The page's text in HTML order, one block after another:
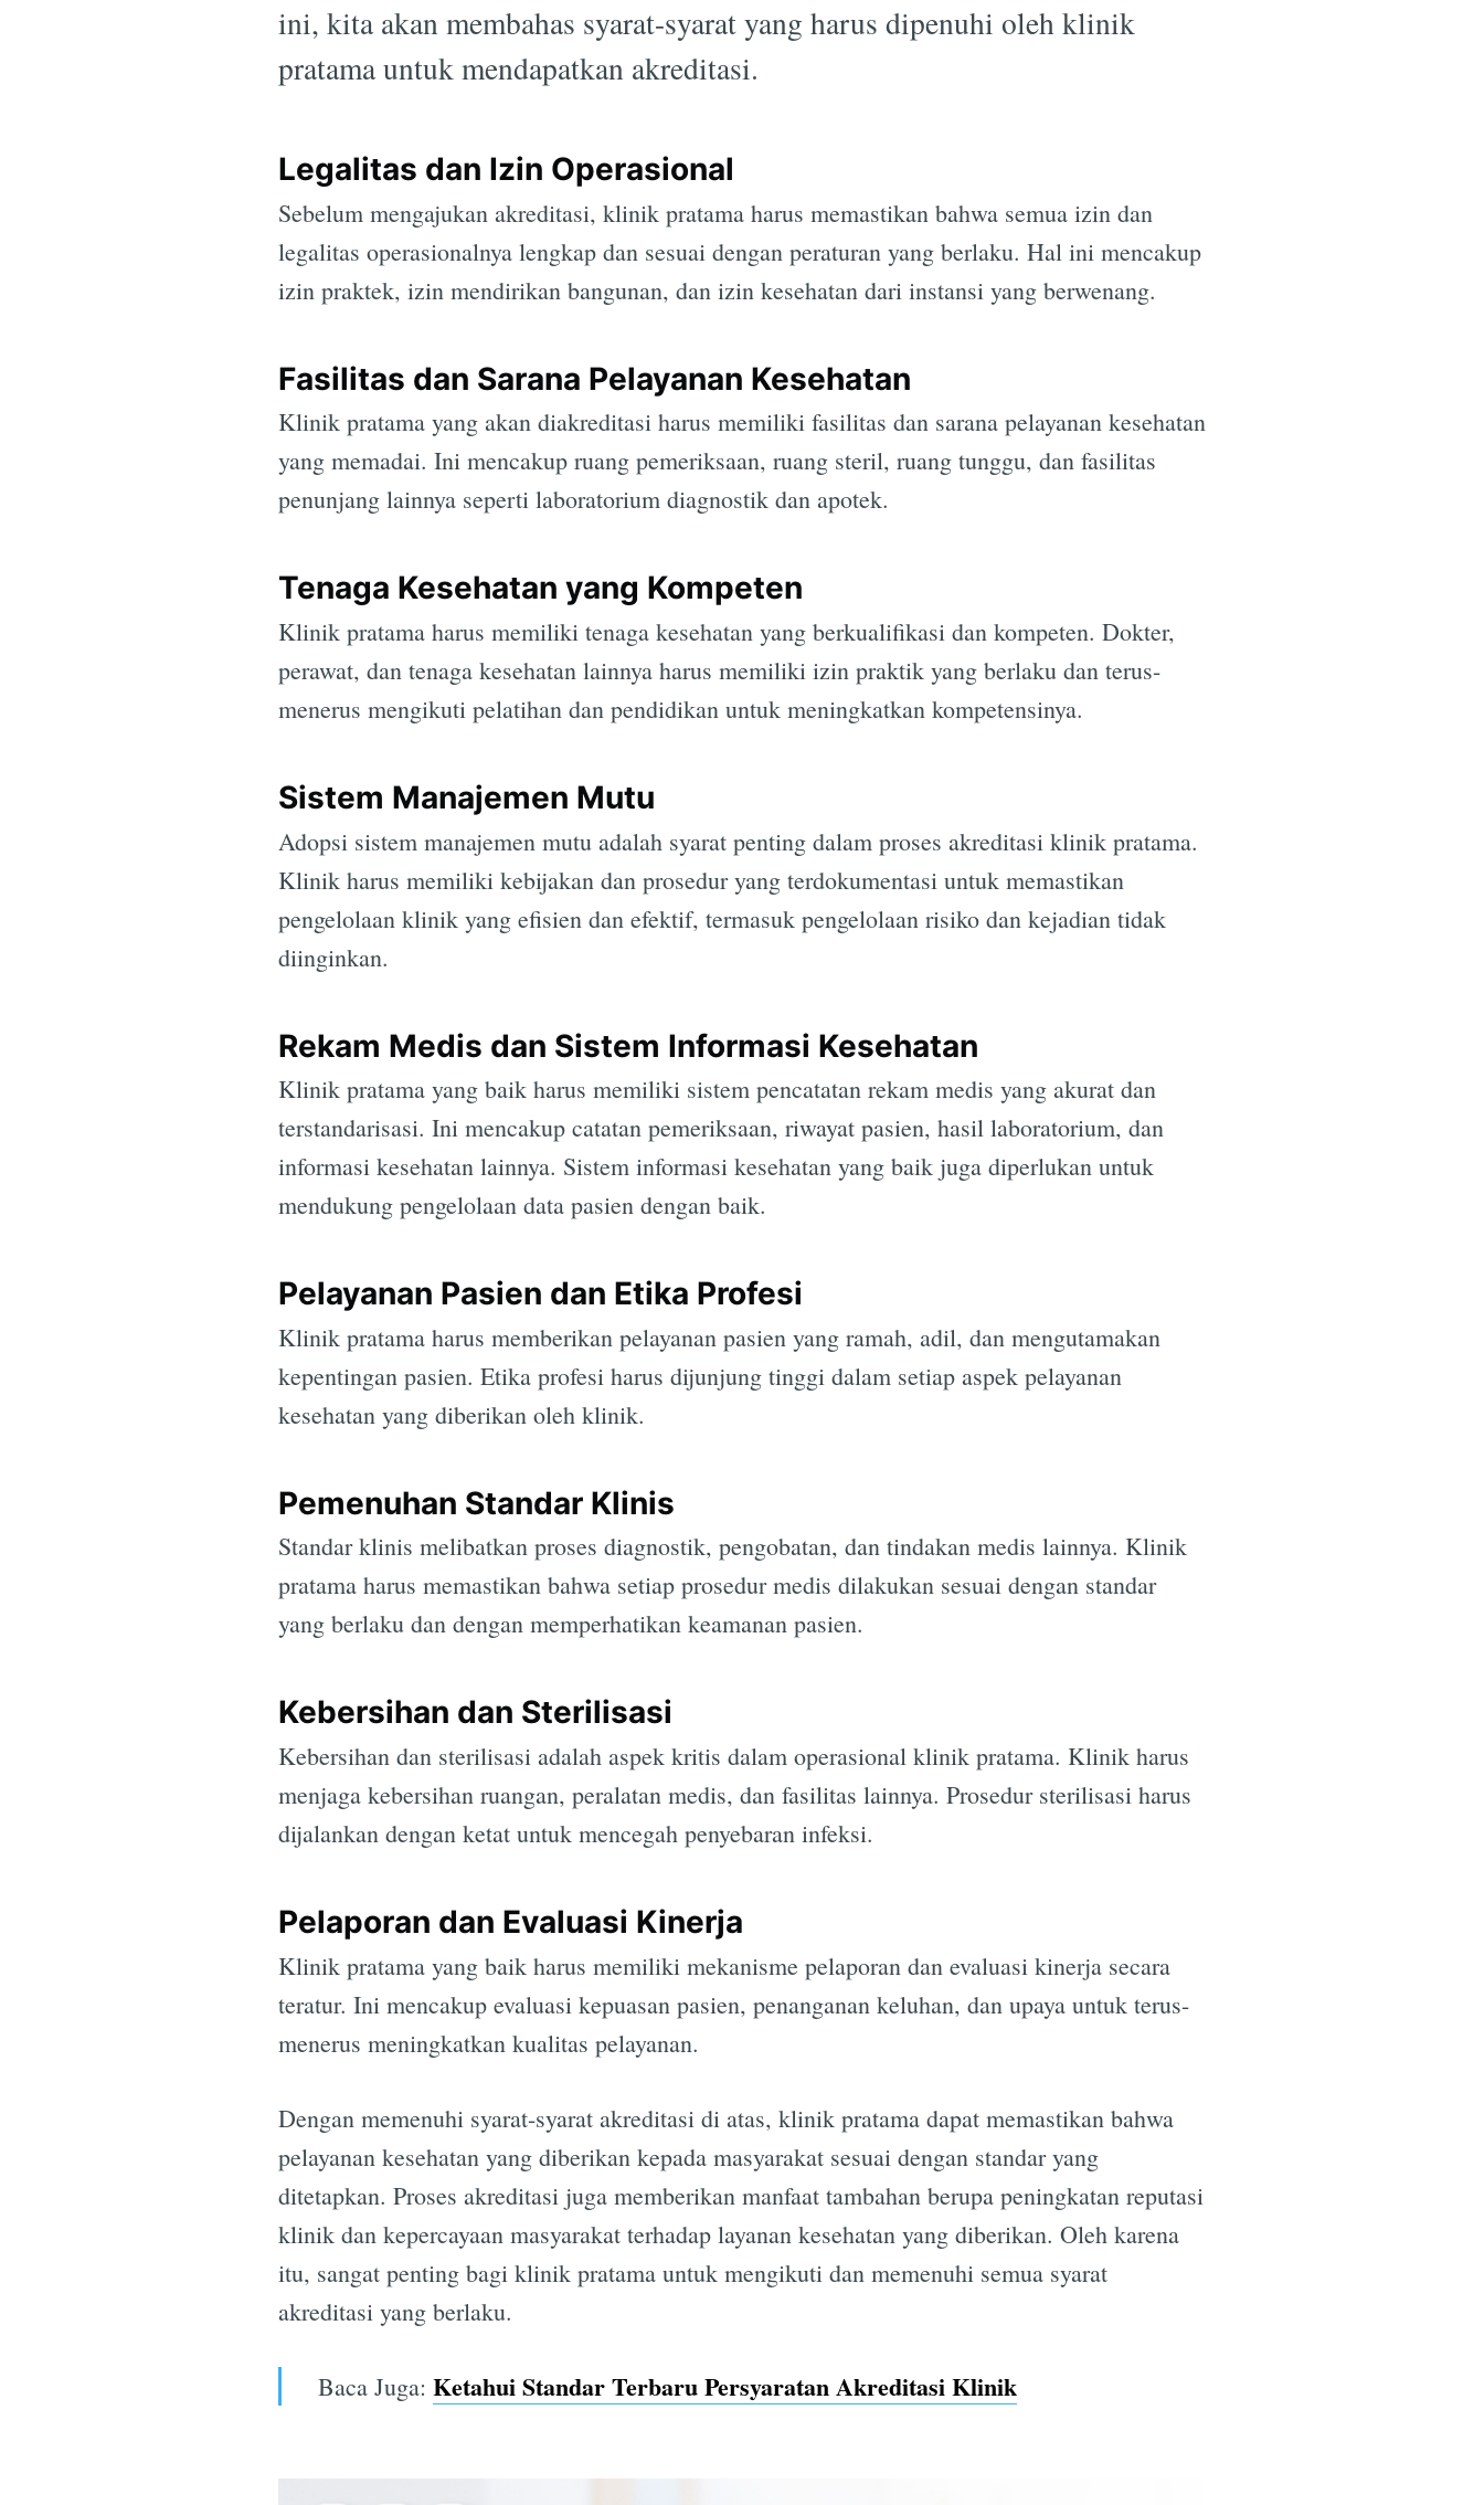
ini, kita akan membahas syarat-syarat yang harus dipenuhi oleh klinik
pratama untuk mendapatkan akreditasi.
Legalitas dan Izin Operasional
Sebelum mengajukan akreditasi, klinik pratama harus memastikan bahwa semua izin dan
legalitas operasionalnya lengkap dan sesuai dengan peraturan yang berlaku. Hal ini mencakup
izin praktek, izin mendirikan bangunan, dan izin kesehatan dari instansi yang berwenang.
Fasilitas dan Sarana Pelayanan Kesehatan
Klinik pratama yang akan diakreditasi harus memiliki fasilitas dan sarana pelayanan kesehatan
yang memadai. Ini mencakup ruang pemeriksaan, ruang steril, ruang tunggu, dan fasilitas
penunjang lainnya seperti laboratorium diagnostik dan apotek.
Tenaga Kesehatan yang Kompeten
Klinik pratama harus memiliki tenaga kesehatan yang berkualifikasi dan kompeten. Dokter,
perawat, dan tenaga kesehatan lainnya harus memiliki izin praktik yang berlaku dan terus-
menerus mengikuti pelatihan dan pendidikan untuk meningkatkan kompetensinya.
Sistem Manajemen Mutu
Adopsi sistem manajemen mutu adalah syarat penting dalam proses akreditasi klinik pratama.
Klinik harus memiliki kebijakan dan prosedur yang terdokumentasi untuk memastikan
pengelolaan klinik yang efisien dan efektif, termasuk pengelolaan risiko dan kejadian tidak
diinginkan.
Rekam Medis dan Sistem Informasi Kesehatan
Klinik pratama yang baik harus memiliki sistem pencatatan rekam medis yang akurat dan
terstandarisasi. Ini mencakup catatan pemeriksaan, riwayat pasien, hasil laboratorium, dan
informasi kesehatan lainnya. Sistem informasi kesehatan yang baik juga diperlukan untuk
mendukung pengelolaan data pasien dengan baik.
Pelayanan Pasien dan Etika Profesi
Klinik pratama harus memberikan pelayanan pasien yang ramah, adil, dan mengutamakan
kepentingan pasien. Etika profesi harus dijunjung tinggi dalam setiap aspek pelayanan
kesehatan yang diberikan oleh klinik.
Pemenuhan Standar Klinis
Standar klinis melibatkan proses diagnostik, pengobatan, dan tindakan medis lainnya. Klinik
pratama harus memastikan bahwa setiap prosedur medis dilakukan sesuai dengan standar
yang berlaku dan dengan memperhatikan keamanan pasien.
Kebersihan dan Sterilisasi
Kebersihan dan sterilisasi adalah aspek kritis dalam operasional klinik pratama. Klinik harus
menjaga kebersihan ruangan, peralatan medis, dan fasilitas lainnya. Prosedur sterilisasi harus
dijalankan dengan ketat untuk mencegah penyebaran infeksi.
Pelaporan dan Evaluasi Kinerja
Klinik pratama yang baik harus memiliki mekanisme pelaporan dan evaluasi kinerja secara
teratur. Ini mencakup evaluasi kepuasan pasien, penanganan keluhan, dan upaya untuk terus-
menerus meningkatkan kualitas pelayanan.
Dengan memenuhi syarat-syarat akreditasi di atas, klinik pratama dapat memastikan bahwa
pelayanan kesehatan yang diberikan kepada masyarakat sesuai dengan standar yang
ditetapkan. Proses akreditasi juga memberikan manfaat tambahan berupa peningkatan reputasi
klinik dan kepercayaan masyarakat terhadap layanan kesehatan yang diberikan. Oleh karena
itu, sangat penting bagi klinik pratama untuk mengikuti dan memenuhi semua syarat
akreditasi yang berlaku.
Baca Juga: Ketahui Standar Terbaru Persyaratan Akreditasi Klinik
Subscribe